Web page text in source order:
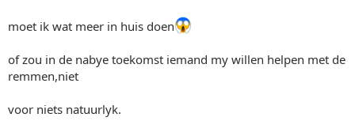
moet ik wat meer in huis doen
of zou in de nabye toekomst iemand my willen helpen met de
remmen,niet
voor niets natuurlyk.